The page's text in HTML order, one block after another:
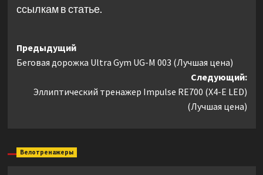
ссылкам в статье.
Навигация
записи
Предыдущий
Беговая дорожка Ultra Gym UG-M 003 (Лучшая цена)
Следующий:
Эллиптический тренажер Impulse RE700 (X4-E LED)
(Лучшая цена)
Велотренажеры